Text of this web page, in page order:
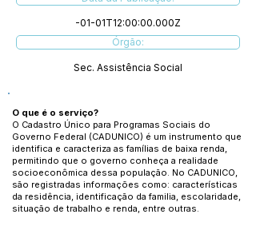
-01-01T12:00:00.000Z
Órgão:
Sec. Assistência Social
O que é o serviço?
O Cadastro Único para Programas Sociais do
Governo Federal (CADUNICO) é um instrumento que
identifica e caracteriza as famílias de baixa renda,
permitindo que o governo conheça a realidade
socioeconômica dessa população. No CADUNICO,
são registradas informações como: características
da residência, identificação da familia, escolaridade,
situação de trabalho e renda, entre outras.